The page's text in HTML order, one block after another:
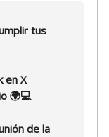
tus
en X
🌍💻
de la